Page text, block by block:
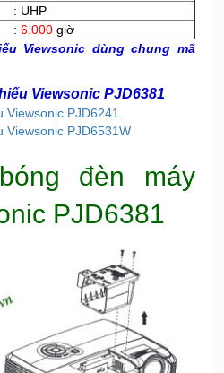
: UHP
: 6.000 giờ
Viewsonic dùng chung mã
Viewsonic PJD6381
Viewsonic PJD6241
Viewsonic PJD6531W
đèn máy
PJD6381